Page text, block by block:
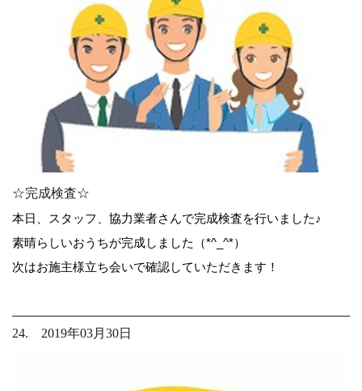
☆完成検査☆
本日、スタッフ、協力業者さんで完成検査を行いました♪
素晴らしいおうちが完成しました（*^_^*）
次はお施主様立ち会いで確認していただきます！
24. 2019年03月30日